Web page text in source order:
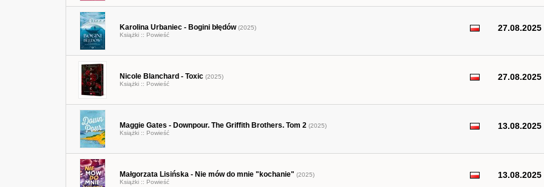
Karolina Urbaniec - Bogini błędów(2025)
Książki :: Powieść
27.08.2025
Nicole Blanchard - Toxic (2025)
Książki :: Powieść
27.08.2025
Maggie Gates - Downpour. The Griffith Brothers. Tom 2 (2025)
Książki :: Powieść
13.08.2025
Małgorzata Lisińska - Nie mów do mnie "kochanie" (2025)
Książki :: Powieść
13.08.2025